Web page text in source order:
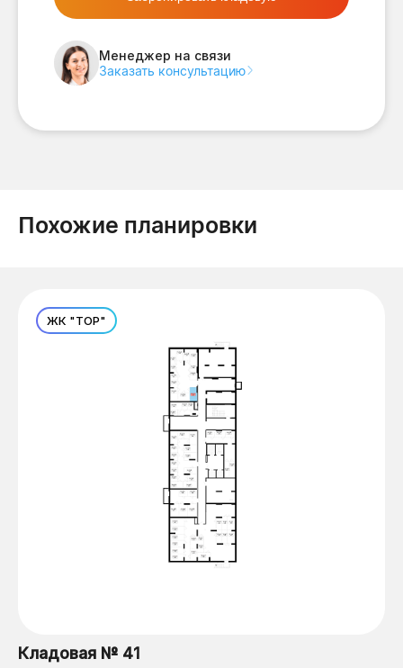
Менеджер на связи
Заказать консультацию
Похожие планировки
ЖК "ТОР"
Кладовая № 41